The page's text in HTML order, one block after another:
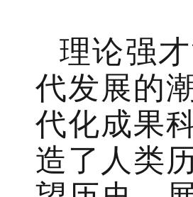
理论强
代发展的
代化成果
造了人类